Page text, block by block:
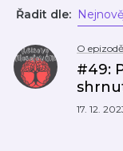
Řadit dle:
O epizodě
#49:
17. 12.